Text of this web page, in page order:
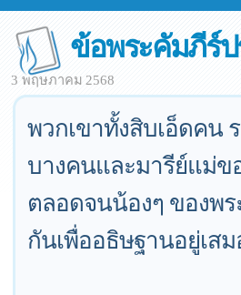
ข้อพระคัมภีร์
3 พฤษภาคม 2568
พวกเขาทั้งสิบเอ็ดคน
บางคนและมารีย์แม่ข
ตลอดจนน้องๆ ของพ
กันเพื่ออธิษฐานอยู่เสม